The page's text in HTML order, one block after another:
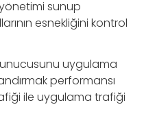
sunup
esnekliğini kontrol
uygulama
performansı
ile uygulama trafiği